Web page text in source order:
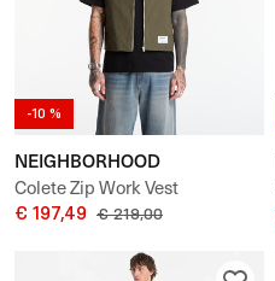
-10 %
NEIGHBORHOOD
Colete Zip Work Vest
€ 197,49 € 219,00